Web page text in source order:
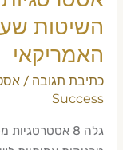
השיטות
האמריקאי
כתיבת תגובה /
Success
האמריקאי